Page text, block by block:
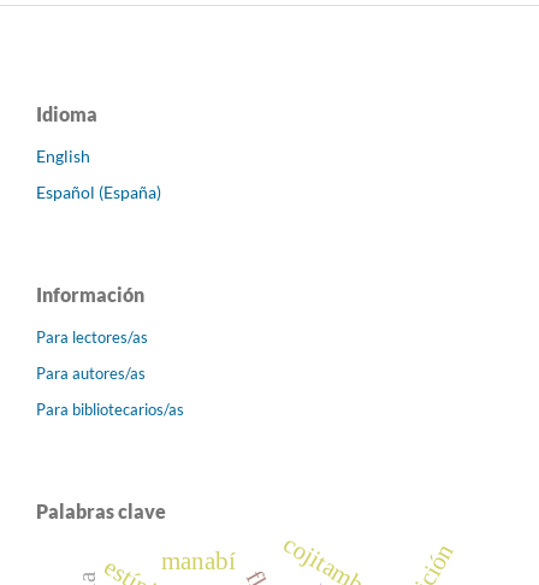
Idioma
English
Español (España)
Información
Para lectores/as
Para autores/as
Para bibliotecarios/as
Palabras clave
cojitambo
manabí